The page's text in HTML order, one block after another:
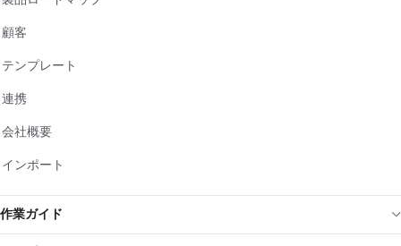
顧客
テンプレート
連携
会社概要
インポート
作業ガイド